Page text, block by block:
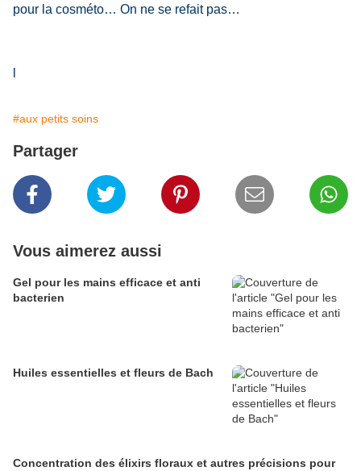
pour la cosméto… On ne se refait pas…
#aux petits soins
Partager
Vous aimerez aussi
Gel pour les mains efficace et anti
bacterien
Huiles essentielles et fleurs de Bach
Concentration des élixirs floraux et autres précisions pour